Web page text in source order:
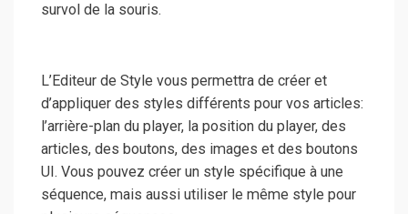
survol de la souris.
L’Editeur de Style vous permettra de créer et
d’appliquer des styles différents pour vos articles:
l’arrière-plan du player, la position du player, des
articles, des boutons, des images et des boutons
UI. Vous pouvez créer un style spécifique à une
séquence, mais aussi utiliser le même style pour